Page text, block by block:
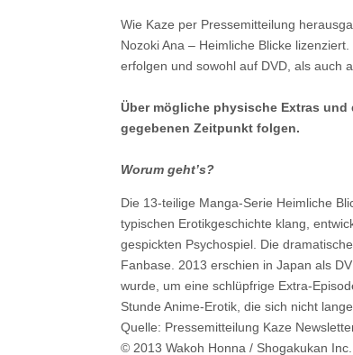
Wie Kaze per Pressemitteilung
Nozoki Ana – Heimliche Blicke
erfolgen und sowohl auf DVD, als auch
Über mögliche physische Extras
gegebenen Zeitpunkt folgen.
Worum geht’s?
Die 13-teilige Manga-Serie Heimliche
typischen Erotikgeschichte klang,
gespickten Psychospiel. Die
Fanbase. 2013 erschien in Japan als
wurde, um eine schlüpfrige Extra-
Stunde Anime-Erotik, die sich nicht
Quelle: Pressemitteilung Kaze
© 2013 Wakoh Honna / Shogakukan